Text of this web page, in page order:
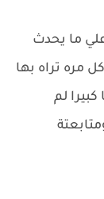
ما يحدث
مره تراه بها
لم